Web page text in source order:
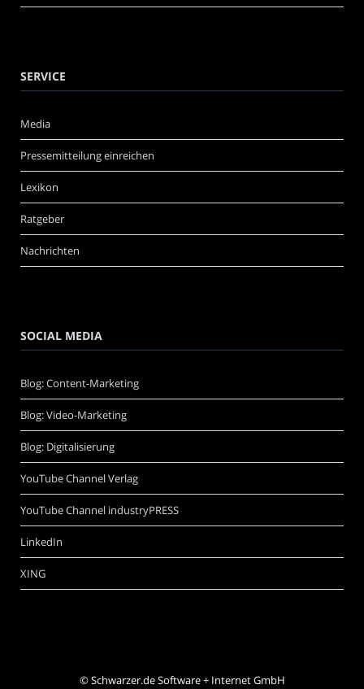
SERVICE
Media
Pressemitteilung einreichen
Lexikon
Ratgeber
Nachrichten
SOCIAL MEDIA
Blog: Content-Marketing
Blog: Video-Marketing
Blog: Digitalisierung
YouTube Channel Verlag
YouTube Channel industryPRESS
LinkedIn
XING
©Schwarzer.de Software + Internet GmbH